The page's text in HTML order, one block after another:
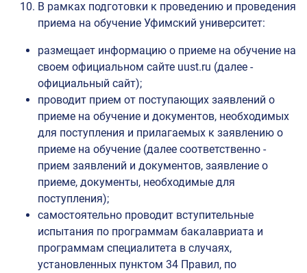
В рамках подготовки к проведению и проведения
приема на обучение Уфимский университет:
размещает информацию о приеме на обучение на
своем официальном сайте uust.ru (далее -
официальный сайт);
проводит прием от поступающих заявлений о
приеме на обучение и документов, необходимых
для поступления и прилагаемых к заявлению о
приеме на обучение (далее соответственно -
прием заявлений и документов, заявление о
приеме, документы, необходимые для
поступления);
самостоятельно проводит вступительные
испытания по программам бакалавриата и
программам специалитета в случаях,
установленных пунктом 34 Правил, по